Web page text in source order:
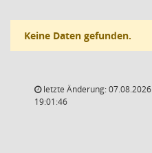
Keine Daten gefunden.
letzte Änderung: 07.08.2026
19:01:46